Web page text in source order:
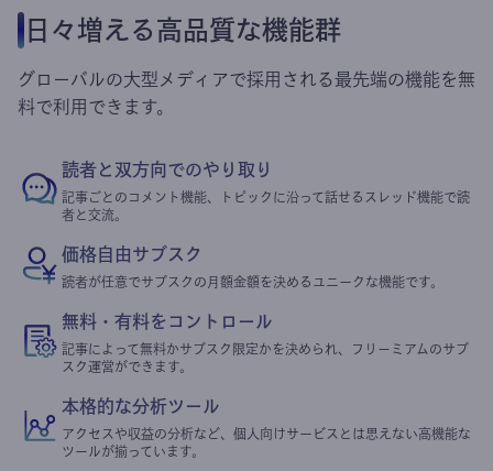
日々増える高品質な機能群
グローバルの大型メディアで採用される最先端の機能を無
料で利用できます。
読者と双方向でのやり取り
記事ごとのコメント機能、トピックに沿って話せるスレッド機能で読
者と交流。
価格自由サブスク
読者が任意でサブスクの月額金額を決めるユニークな機能です。
無料・有料をコントロール
記事によって無料かサブスク限定かを決められ、フリーミアムのサブ
スク運営ができます。
本格的な分析ツール
アクセスや収益の分析など、個人向けサービスとは思えない高機能な
ツールが揃っています。